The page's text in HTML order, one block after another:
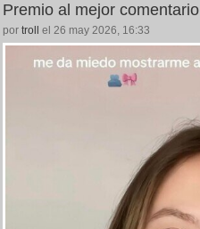
Premio al mejor comentario
por troll el 26 may 2026, 16:33